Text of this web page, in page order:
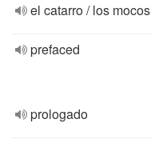
el catarro / los mocos
prefaced
prologado